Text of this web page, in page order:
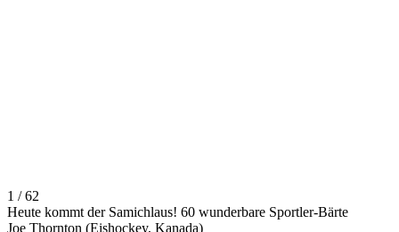
1 / 62
Heute kommt der Samichlaus! 60 wunderbare Sportler-Bärte
Joe Thornton (Eishockey, Kanada)